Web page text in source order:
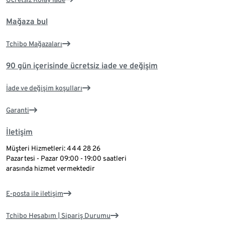
Mağaza bul
Tchibo Mağazaları
90 gün içerisinde ücretsiz iade ve değişim
İade ve değişim koşulları
Garanti
İletişim
Müşteri Hizmetleri: 444 28 26
Pazartesi - Pazar 09:00 - 19:00 saatleri
arasında hizmet vermektedir
E-posta ile iletişim
Tchibo Hesabım | Sipariş Durumu